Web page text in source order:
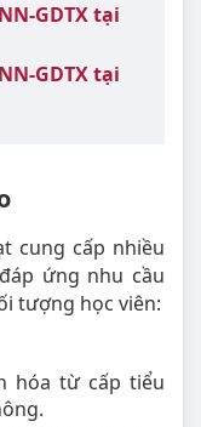
GDTX tại
GDTX tại
cung cấp nhiều
ứng nhu cầu
tượng học viên:
hóa từ cấp tiểu